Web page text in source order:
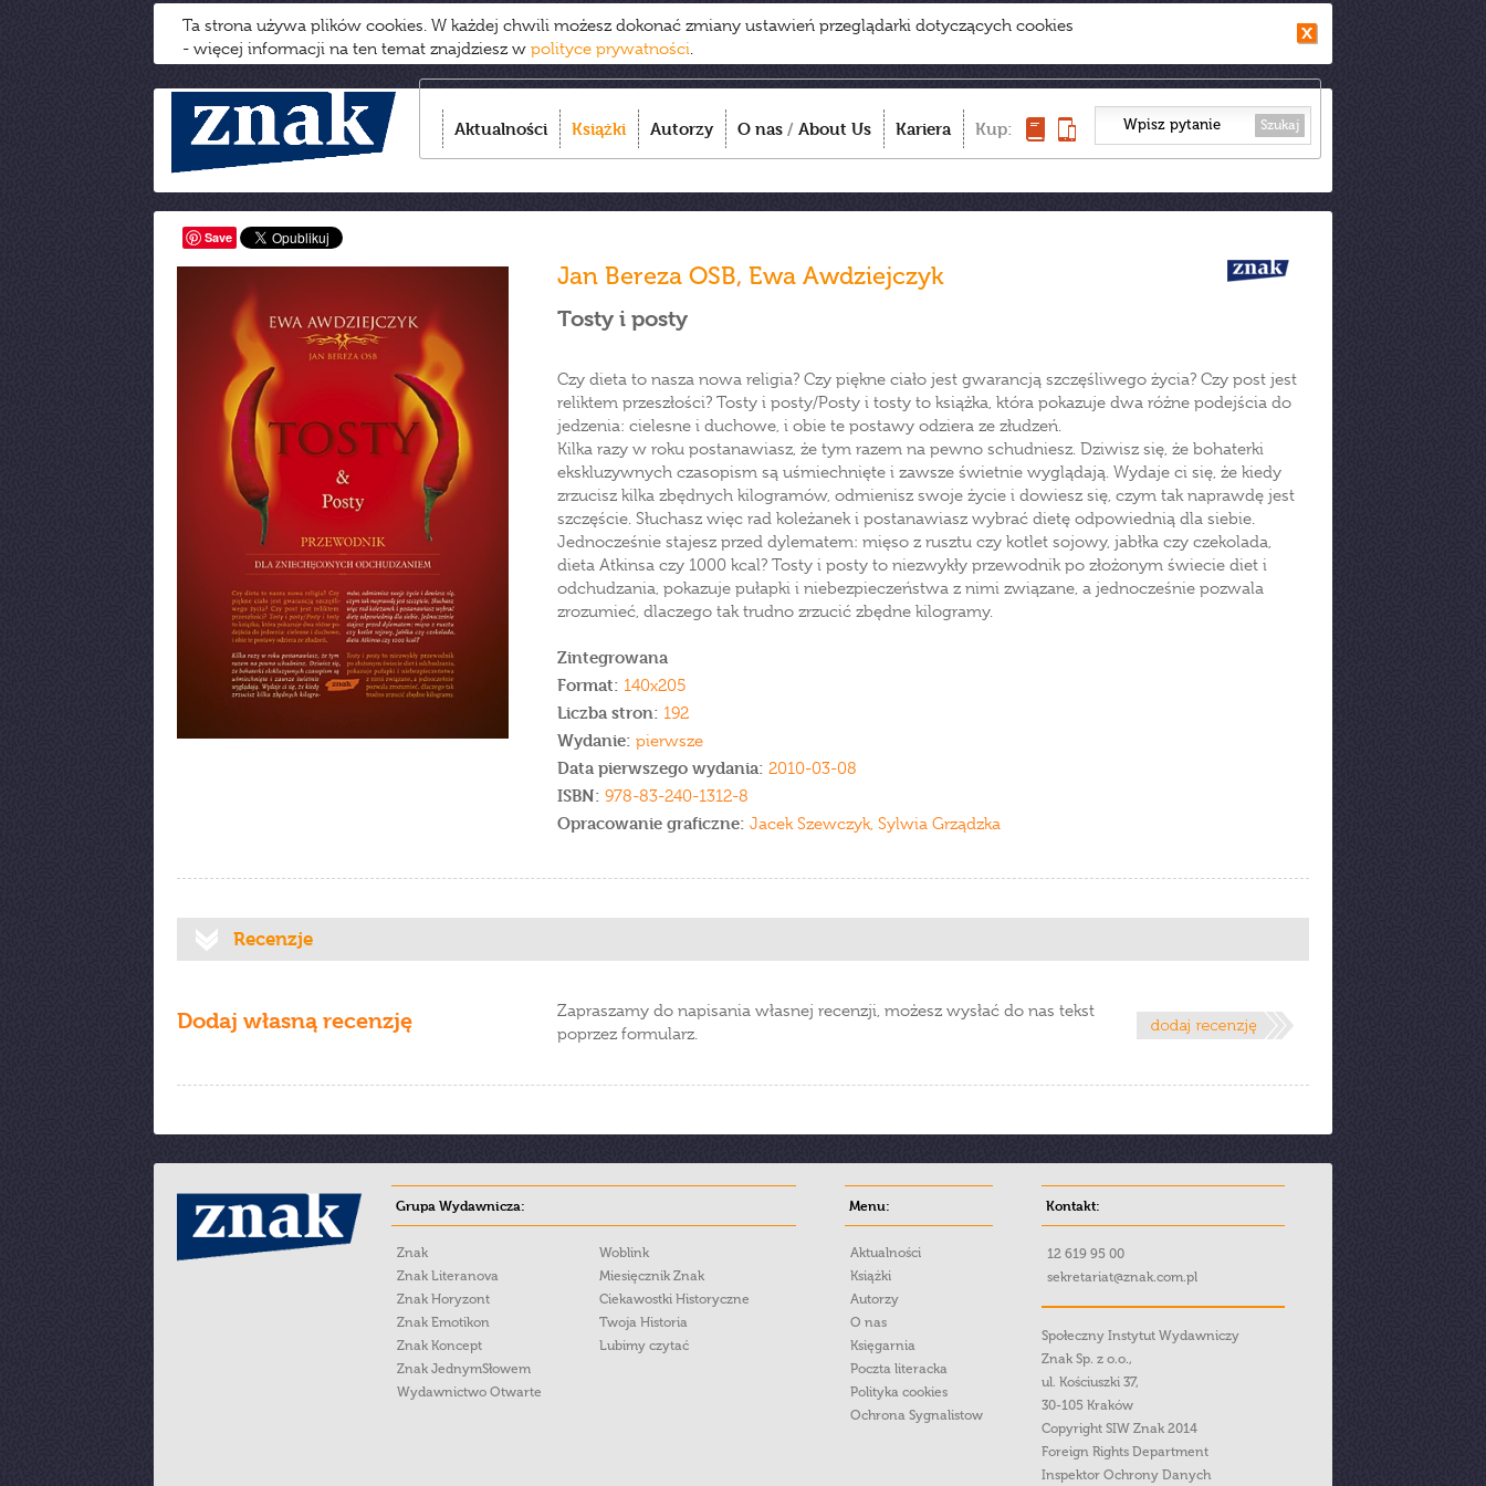
Ta strona używa plików cookies. W każdej chwili możesz dokonać zmiany ustawień przeglądarki dotyczących cookies
- więcej informacji na ten temat znajdziesz w polityce prywatności.
Aktualności Książki Autorzy O nas / About Us Kariera Kup: Szukaj
Save
Jan Bereza OSB, Ewa Awdziejczyk
Tosty i posty
Czy dieta to nasza nowa religia? Czy piękne ciało jest gwarancją szczęśliwego życia? Czy post jest
reliktem przeszłości? Tosty i posty/Posty i tosty to książka, która pokazuje dwa różne podejścia do
jedzenia: cielesne i duchowe, i obie te postawy odziera ze złudzeń.
Kilka razy w roku postanawiasz, że tym razem na pewno schudniesz. Dziwisz się, że bohaterki
ekskluzywnych czasopism są uśmiechnięte i zawsze świetnie wyglądają. Wydaje ci się, że kiedy
zrzucisz kilka zbędnych kilogramów, odmienisz swoje życie i dowiesz się, czym tak naprawdę jest
szczęście. Słuchasz więc rad koleżanek i postanawiasz wybrać dietę odpowiednią dla siebie.
Jednocześnie stajesz przed dylematem: mięso z rusztu czy kotlet sojowy, jabłka czy czekolada,
dieta Atkinsa czy 1000 kcal? Tosty i posty to niezwykły przewodnik po złożonym świecie diet i
odchudzania, pokazuje pułapki i niebezpieczeństwa z nimi związane, a jednocześnie pozwala
zrozumieć, dlaczego tak trudno zrzucić zbędne kilogramy.
Zintegrowana
Format: 140x205
Liczba stron: 192
Wydanie: pierwsze
Data pierwszego wydania: 2010-03-08
ISBN: 978-83-240-1312-8
Opracowanie graficzne: Jacek Szewczyk, Sylwia Grządzka
Recenzje
Dodaj własną recenzję
Zapraszamy do napisania własnej recenzji, możesz wysłać do nas tekst
poprzez formularz.
Grupa Wydawnicza:
Znak
Znak Literanova
Znak Horyzont
Znak Emotikon
Znak Koncept
Znak JednymSłowem
Wydawnictwo Otwarte
Woblink
Miesięcznik Znak
Ciekawostki Historyczne
Twoja Historia
Lubimy czytać
Menu:
Aktualności
Książki
Autorzy
O nas
Księgarnia
Poczta literacka
Polityka cookies
Ochrona Sygnalistow
Kontakt:
12 619 95 00
sekretariat@znak.com.pl
Społeczny Instytut Wydawniczy
Znak Sp. z o.o.,
ul. Kościuszki 37,
30-105 Kraków
Copyright SIW Znak 2014
Foreign Rights Department
Inspektor Ochrony Danych